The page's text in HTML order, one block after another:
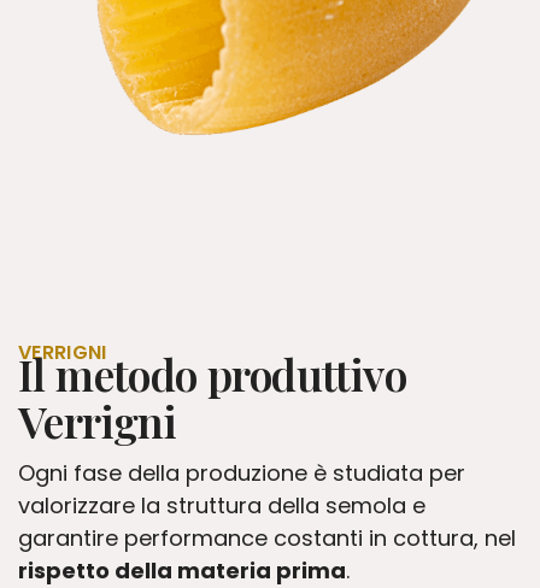
VERRIGNI
Il metodo produttivo
Verrigni
Ogni fase della produzione è studiata per
valorizzare la struttura della semola e
garantire performance costanti in cottura, nel
rispetto della materia prima.